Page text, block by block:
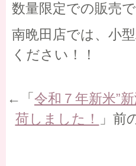
数量限定での販売で
南晩田店では、小
ください！！
←「 令和７年新米”
荷しました！
」